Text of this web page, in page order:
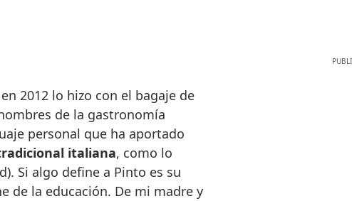
de la gastronomía
personal que ha aportado
italiana, como lo
Si algo define a Pinto es su
de la educación. De mi madre y